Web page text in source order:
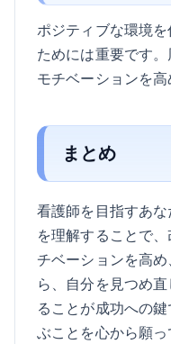
ポジティブな環境
ためには重要です。
モチベーションを高
まとめ
看護師を目指すあ
を理解することで
チベーションを高
ら、自分を見つめ
ることが成功への
ぶことを心から願っ